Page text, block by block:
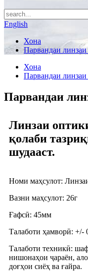
English
Хона
Парвандаи
Хона
Парвандаи
Парвандаи
Линзаи
қолаби
шудааст.
Номи маҳсулот:
Вазни маҳсулот: 26г
Ғафсӣ: 45мм
Талаботи ҳамворӣ: +/-
Талаботи техникӣ:
нишонаҳои ҷараён,
доғҳои сиёҳ ва ғайра.